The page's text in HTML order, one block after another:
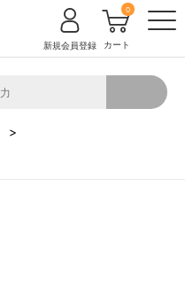
新規会員登録 カート
0